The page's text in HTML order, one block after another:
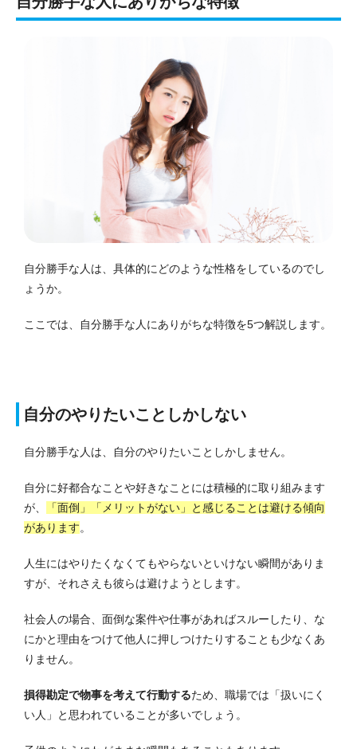
自分勝手な人は、具体的にどのような性格をしているのでし
ょうか。
ここでは、自分勝手な人にありがちな特徴を5つ解説します。
自分のやりたいことしかしない
自分勝手な人は、自分のやりたいことしかしません。
自分に好都合なことや好きなことには積極的に取り組みます
が、
「面倒」「メリットがない」と感じることは避ける傾向
があります。
人生にはやりたくなくてもやらないといけない瞬間がありま
すが、それさえも彼らは避けようとします。
社会人の場合、面倒な案件や仕事があればスルーしたり、な
にかと理由をつけて他人に押しつけたりすることも少なくあ
りません。
損得勘定で物事を考えて行動するため、職場では「扱いにく
い人」と思われていることが多いでしょう。